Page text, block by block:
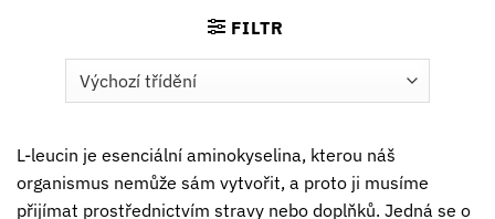
FILTR
L-leucin je esenciální aminokyselina, kterou náš
organismus nemůže sám vytvořit, a proto ji musíme
přijímat prostřednictvím stravy nebo doplňků. Jedná se o